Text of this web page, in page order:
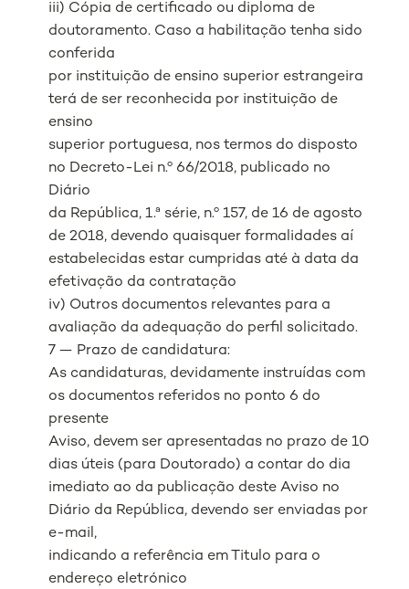
iii) Cópia de certificado ou diploma de
doutoramento. Caso a habilitação tenha sido
conferida
por instituição de ensino superior estrangeira
terá de ser reconhecida por instituição de
ensino
superior portuguesa, nos termos do disposto
no Decreto-Lei n.º 66/2018, publicado no
Diário
da República, 1.ª série, n.º 157, de 16 de agosto
de 2018, devendo quaisquer formalidades aí
estabelecidas estar cumpridas até à data da
efetivação da contratação
iv) Outros documentos relevantes para a
avaliação da adequação do perfil solicitado.
7 — Prazo de candidatura:
As candidaturas, devidamente instruídas com
os documentos referidos no ponto 6 do
presente
Aviso, devem ser apresentadas no prazo de 10
dias úteis (para Doutorado) a contar do dia
imediato ao da publicação deste Aviso no
Diário da República, devendo ser enviadas por
e-mail,
indicando a referência em Titulo para o
endereço eletrónico